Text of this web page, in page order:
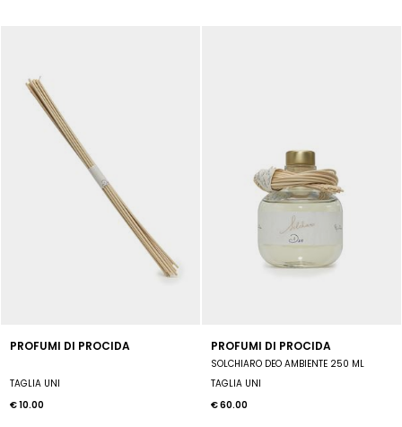
PROFUMI DI PROCIDA
TAGLIA UNI
€ 10.00
PROFUMI DI PROCIDA
SOLCHIARO DEO AMBIENTE 250 ML
TAGLIA UNI
€ 60.00